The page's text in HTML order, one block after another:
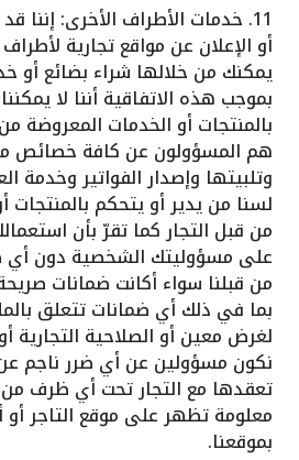
11. خدمات الأطراف الأخرى: إننا
أو الإعلان عن مواقع تجارية
يمكنك من خلالها شراء بضائع أو
بموجب هذه الاتفاقية أننا لا
بالمنتجات أو الخدمات المعروضة
هم المسؤولون عن كافة خصائص
وتلبيتها وإصدار الفواتير وخدمة
لسنا من يدير أو يتحكم بالمنتجات
من قبل التجار كما تقرّ بأن
على مسؤوليتك الشخصية دون أي
من قبلنا سواء أكانت ضمانات
بما في ذلك أي ضمانات تتعلق
لغرض معين أو الصلاحية التجارية
نكون مسؤولين عن أي ضرر ناجم
تعقدها مع التجار تحت أي ظرف
معلومة تظهر على موقع التاجر
بموقعنا.